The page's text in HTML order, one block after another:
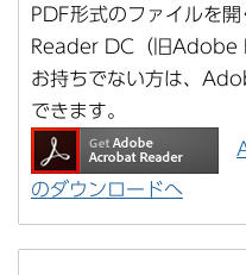
PDF形式のファイルを
Reader DC（旧Adobe
お持ちでない方は、
できます。
のダウンロードへ